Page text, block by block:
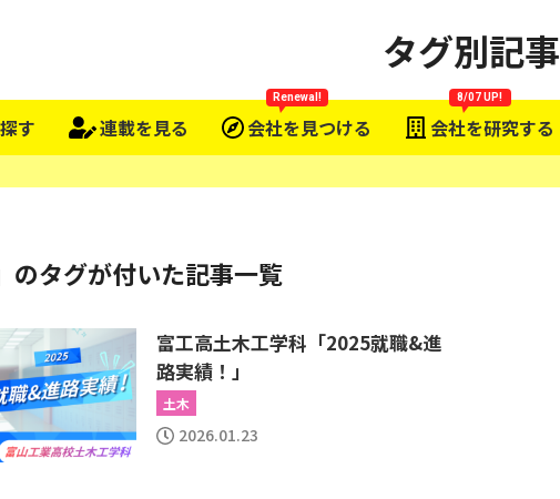
す 連載を見る 会社を見つける
Renewal!
会社を研究する
8/07 UP!
タグ別記事
のタグが付いた記事一覧
富工高土木工学科「2025就職&進
路実績！」
土木
2026.01.23